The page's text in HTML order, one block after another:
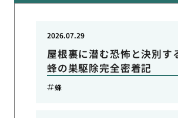
屋根裏に潜む恐怖と決別す
蜂の巣駆除完全密着記
2026.07.29
蜂